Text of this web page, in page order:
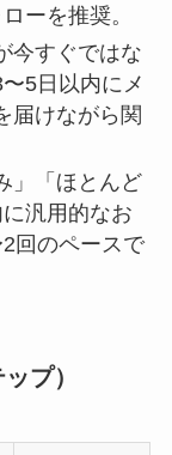
ーを推奨。
今すぐではな
5日以内にメ
届けながら関
」「ほとんど
汎用的なお
回のペースで
プ）